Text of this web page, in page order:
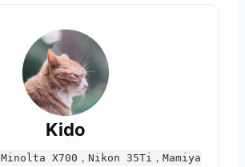
Kido
Minolta X700，Nikon 35Ti，Mamiya